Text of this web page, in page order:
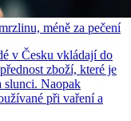
méně za pečení
v Česku vkládají do
zboží, které je
slunci. Naopak
při vaření a